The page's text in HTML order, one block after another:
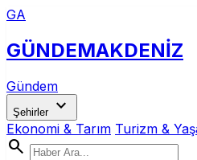
GA
GÜNDEMAKDENİZ
Gündem
Şehirler expand_more
Ekonomi & Tarım Turizm &
search